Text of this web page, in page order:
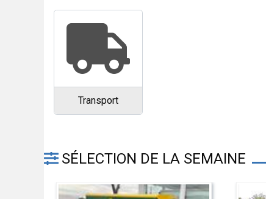
Transport
SÉLECTION DE LA SEMAINE